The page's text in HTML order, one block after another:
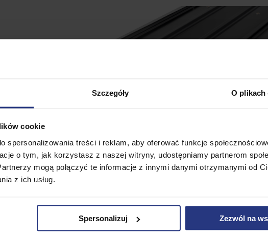
Szczegóły O plikach
cookie
spersonalizowania treści i reklam, aby oferować funkcje
o tym, jak korzystasz z naszej witryny, udostępniamy partnerom
mogą połączyć te informacje z innymi danymi otrzymanymi od
z ich usług.
Spersonalizuj Zezwól na
267 cm,